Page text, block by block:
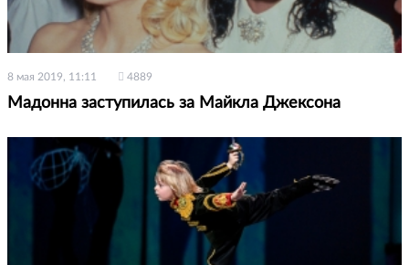
8 мая 2019, 11:11 4889
Мадонна заступилась за Майкла Джексона